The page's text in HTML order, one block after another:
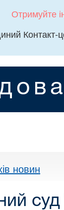
Отримуйте
Контакт-
новин
суд